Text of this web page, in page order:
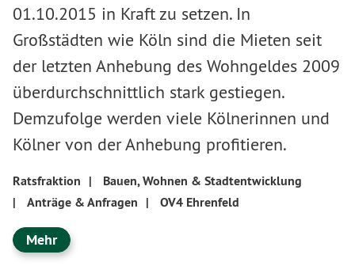
01.10.2015 in Kraft zu setzen. In
Großstädten wie Köln sind die Mieten seit
der letzten Anhebung des Wohngeldes 2009
überdurchschnittlich stark gestiegen.
Demzufolge werden viele Kölnerinnen und
Kölner von der Anhebung profitieren.
Ratsfraktion |
Bauen, Wohnen & Stadtentwicklung
|
Anträge & Anfragen | OV4 Ehrenfeld
Mehr